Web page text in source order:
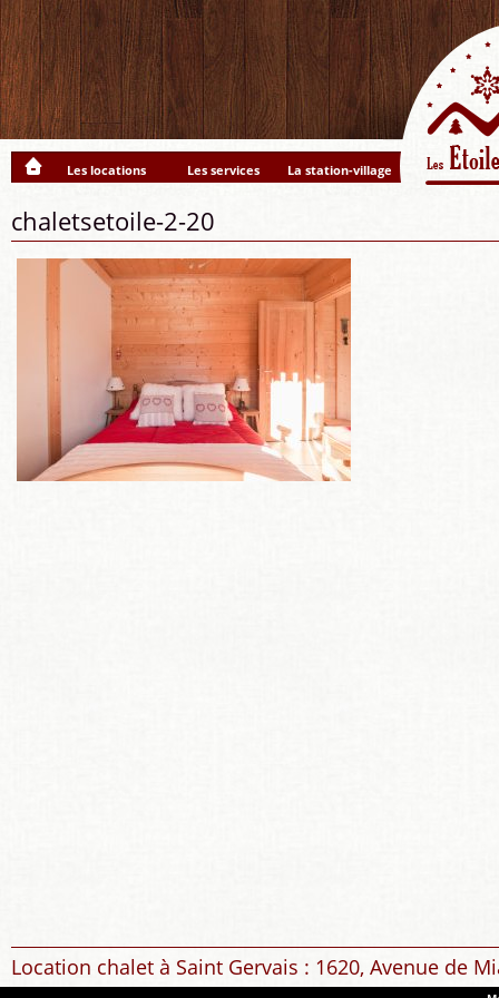
Les locations Les services La station-village
chaletsetoile-2-20
Location chalet à Saint Gervais : 1620, Avenue de